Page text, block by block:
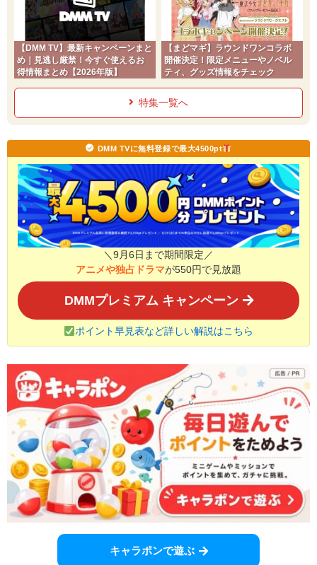
【DMM TV】最新キャンペーンまと
め｜見逃し厳禁！今すぐ使えるお
得情報まとめ【2026年版】
【まどマギ】ラウンドワンコラボ
開催決定！限定メニューやノベル
ティ、グッズ情報をチェック
特集一覧へ
DMM TVに無料登録で最大4500pt
＼9月6日まで期間限定／
アニメや独占ドラマが550円で見放題
DMMプレミアム キャンペーン
ポイント早見表など詳しい解説はこちら
キャラポンで遊ぶ